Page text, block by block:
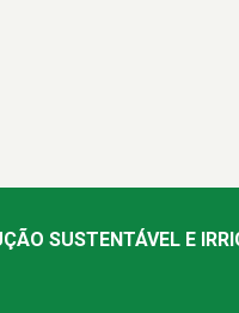
SUSTENTÁVEL E